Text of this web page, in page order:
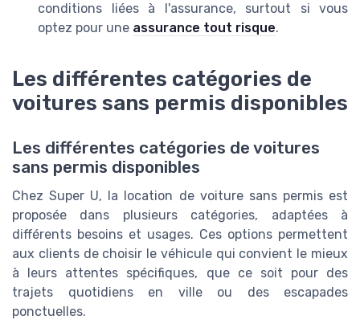
conditions liées à l'assurance, surtout si vous
optez pour une assurance tout risque.
Les différentes catégories de
voitures sans permis disponibles
Les différentes catégories de voitures
sans permis disponibles
Chez Super U, la location de voiture sans permis est
proposée dans plusieurs catégories, adaptées à
différents besoins et usages. Ces options permettent
aux clients de choisir le véhicule qui convient le mieux
à leurs attentes spécifiques, que ce soit pour des
trajets quotidiens en ville ou des escapades
ponctuelles.